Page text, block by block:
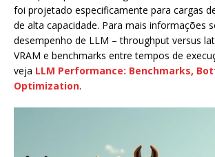
foi projetado especificamente para cargas
de alta capacidade. Para mais informações
desempenho de LLM – throughput versus
VRAM e benchmarks entre tempos de
veja LLM Performance: Benchmarks,
Optimization.